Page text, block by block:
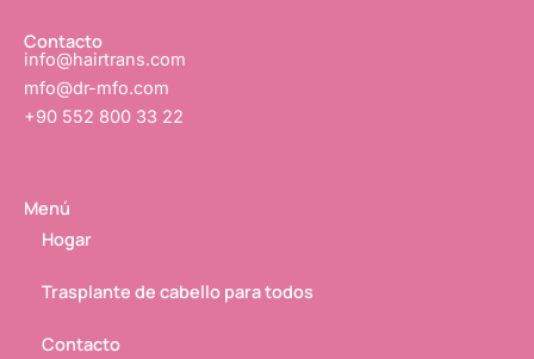
Contacto
info@hairtrans.com
mfo@dr-mfo.com
+90 552 800 33 22
Menú
Hogar
Trasplante de cabello para todos
Contacto